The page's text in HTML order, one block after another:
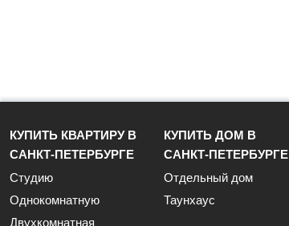
КУПИТЬ КВАРТИРУ В
САНКТ-ПЕТЕРБУРГЕ
Студию
Однокомнатную
Двухкомнатная
КУПИТЬ ДОМ В
САНКТ-ПЕТЕРБУРГЕ
Отдельный дом
Таунхаус